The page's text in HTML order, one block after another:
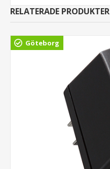
RELATERADE PRODUKTER
Göteborg